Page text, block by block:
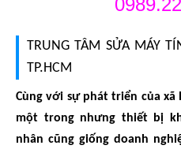
TRUNG TÂM SỬA MÁY
TP.HCM
Cùng với sự phát triển của
một trong nhưng thiết bị
nhân cũng giống doanh